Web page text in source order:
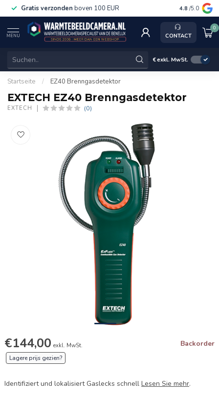
Gratis verzonden boven 100 EUR Service,
4.8 /5.0
MENU CONTACT
0
€exkl. MwSt.
Startseite / EZ40 Brenngasdetektor
EXTECH EZ40 Brenngasdetektor
EXTECH (0)
€144,00 exkl. MwSt. Backorder
Lagere prijs gezien?
Identifiziert und lokalisiert Gaslecks schnell Lesen Sie mehr.